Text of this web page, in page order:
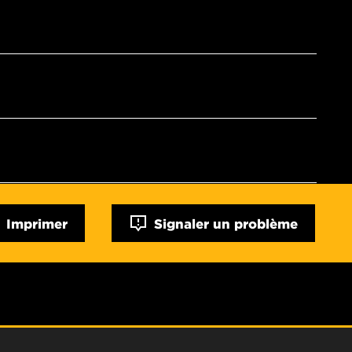
Imprimer Signaler un problème